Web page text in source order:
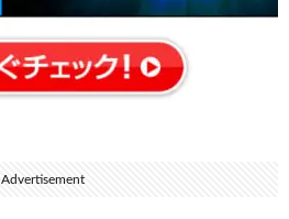
Advertisement